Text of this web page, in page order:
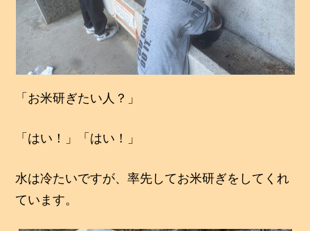
「お米研ぎたい人？」
「はい！」「はい！」
水は冷たいですが、率先してお米研ぎをしてくれ
ています。